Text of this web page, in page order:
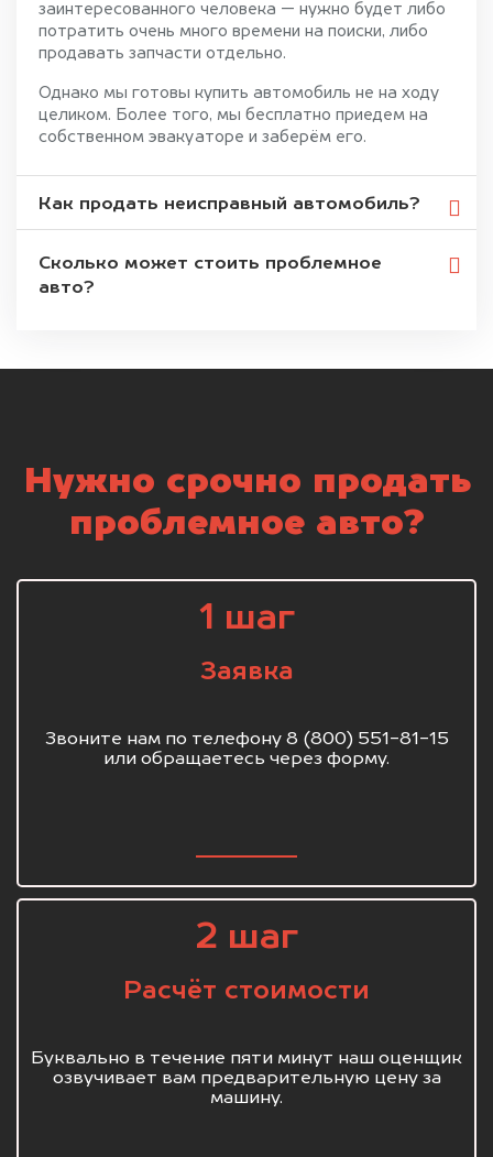
заинтересованного человека — нужно будет либо
потратить очень много времени на поиски, либо
продавать запчасти отдельно.
Однако мы готовы купить автомобиль не на ходу
целиком. Более того, мы бесплатно приедем на
собственном эвакуаторе и заберём его.
Как продать неисправный автомобиль?
Сколько может стоить проблемное
авто?
Нужно срочно продать
проблемное авто?
1 шаг
Заявка
Звоните нам по телефону 8 (800) 551-81-15
или обращаетесь через форму.
2 шаг
Расчёт стоимости
Буквально в течение пяти минут наш оценщик
озвучивает вам предварительную цену за
машину.